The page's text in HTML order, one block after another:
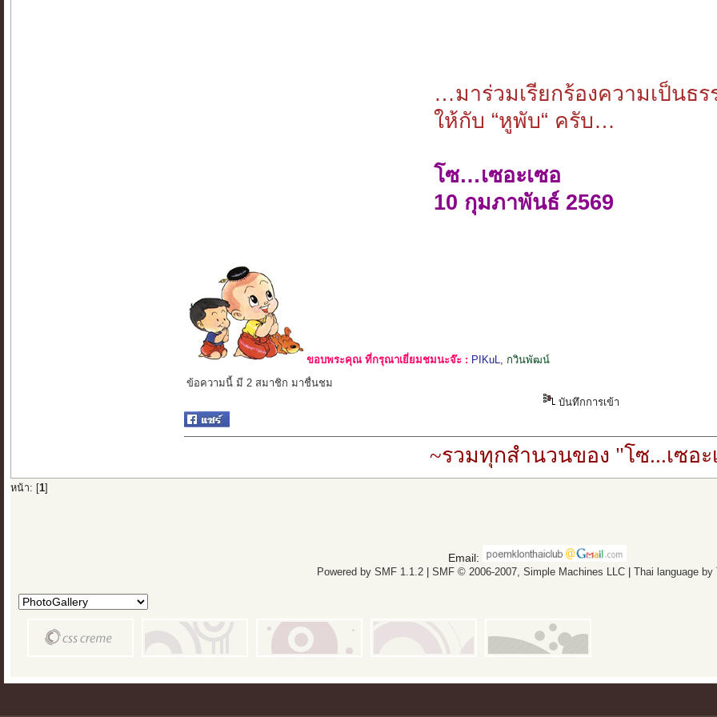
…มาร่วมเรียกร้องความเป็นธร
ให้กับ “หูพับ“ ครับ…
โซ…เซอะเซอ
10 กุมภาพันธ์ 2569
ขอบพระคุณ ที่กรุณาเยี่ยมชมนะจ๊ะ : PIKuL, กวินพัฒน์
ข้อความนี้ มี 2 สมาชิก มาชื่นชม
บันทึกการเข้า
~รวมทุกสำนวนของ "โซ...เซอ
หน้า: [1
Email:
Powered by SMF 1.1.2| SMF © 2006-2007, Simple Machines LLC| Thai language by